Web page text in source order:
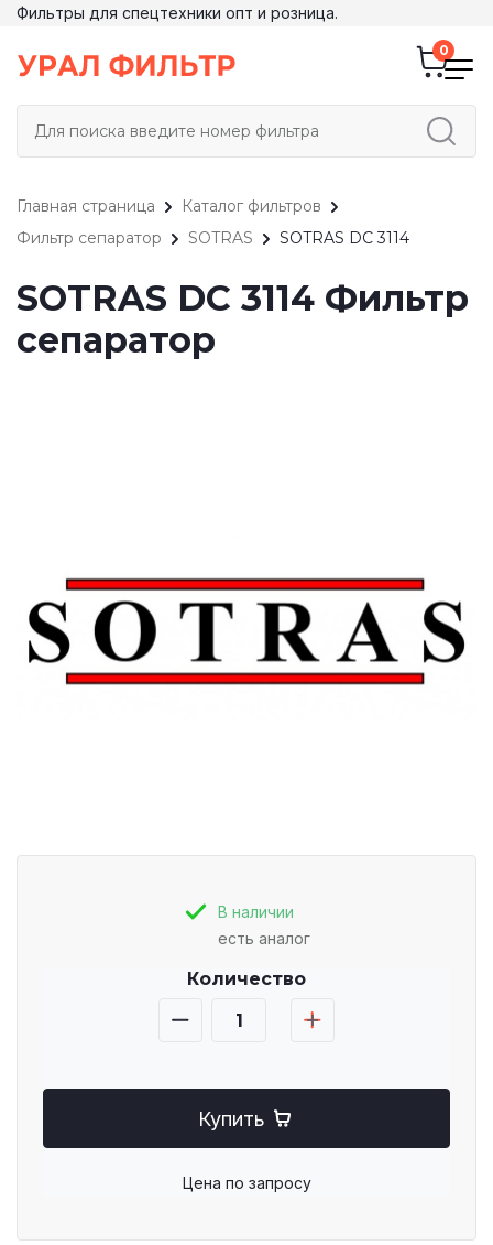
Фильтры для спецтехники опт и розница.
Главная страница
Каталог фильтров
Фильтр сепаратор
SOTRAS SOTRAS DC 3114
SOTRAS DC 3114 Фильтр
сепаратор
В наличии
есть аналог
Количество
Купить
Цена по запросу